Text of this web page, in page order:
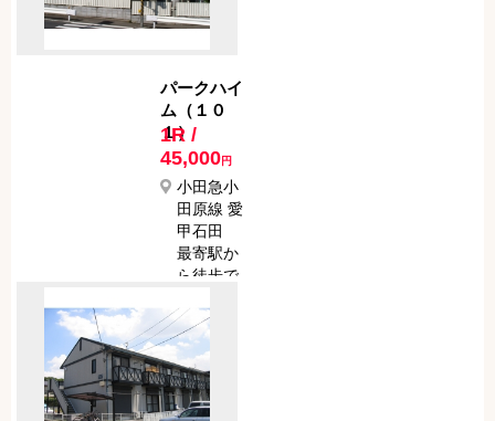
パークハイ
ム（１０
１）
1R /
45,000円
小田急小
田原線 愛
甲石田
最寄駅か
ら徒歩で